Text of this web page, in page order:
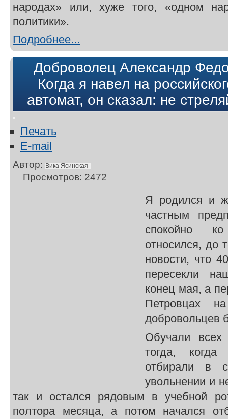
народах» или, хуже того, «одном
политики».
Подробнее...
Доброволец Александр
Когда я навел на
автомат, он сказал: не
Печать
E-mail
Автор: Вика Ясинская
Просмотров: 2472
Я родился и
частным
спокойно
относился, до
новости, что
пересекли
конец мая, а
Петровцах
добровольцев
Обучали
тогда,
отбирали в
увольнении и
так и остался рядовым в учебной
полтора месяца, а потом начался